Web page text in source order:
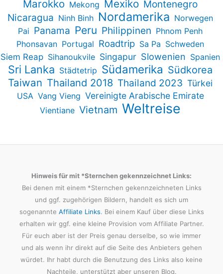
Marokko Mekong Mexiko Montenegro
Nicaragua Ninh Binh Nordamerika Norwegen
Pai Panama Peru Philippinen Phnom Penh
Phonsavan Portugal Roadtrip Sa Pa Schweden
Siem Reap Sihanoukvile Singapur Slowenien Spanien
Sri Lanka Städtetrip Südamerika Südkorea
Taiwan Thailand 2018 Thailand 2023 Türkei
USA Vang Vieng Vereinigte Arabische Emirate
Vientiane Vietnam Weltreise
Hinweis für mit *Sternchen gekennzeichnet Links:
Bei denen mit einem *Sternchen gekennzeichneten Links
und ggf. zugehörigen Bildern, handelt es sich um
sogenannte Affiliate Links. Bei einem Kauf über diese Links
erhalten wir ggf. eine kleine Provision vom Affiliate Partner.
Für euch aber ist der Preis genau derselbe, so wie immer
und als wenn ihr direkt auf die Seite des Anbieters gehen
würdet. Ihr habt durch die Benutzung des Links also keine
Nachteile, unterstützt aber unseren Blog.